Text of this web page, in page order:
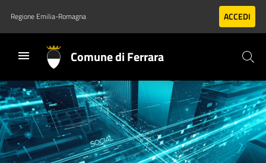
Vai al contenuto principale
Vai al footer
Regione Emilia-Romagna ACCEDI
Comune di Ferrara